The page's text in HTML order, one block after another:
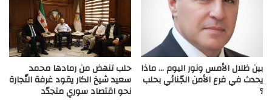
بين ظلال الأمس ونور اليوم … ماذا
يحدث في فرع الأمن الجّنائي بحلب
؟
حلب تنهض من رمادها محمد
سعيد شيخ الكار يقود غرفة التّجارة
نحو اقتصاد سوري متجدّد